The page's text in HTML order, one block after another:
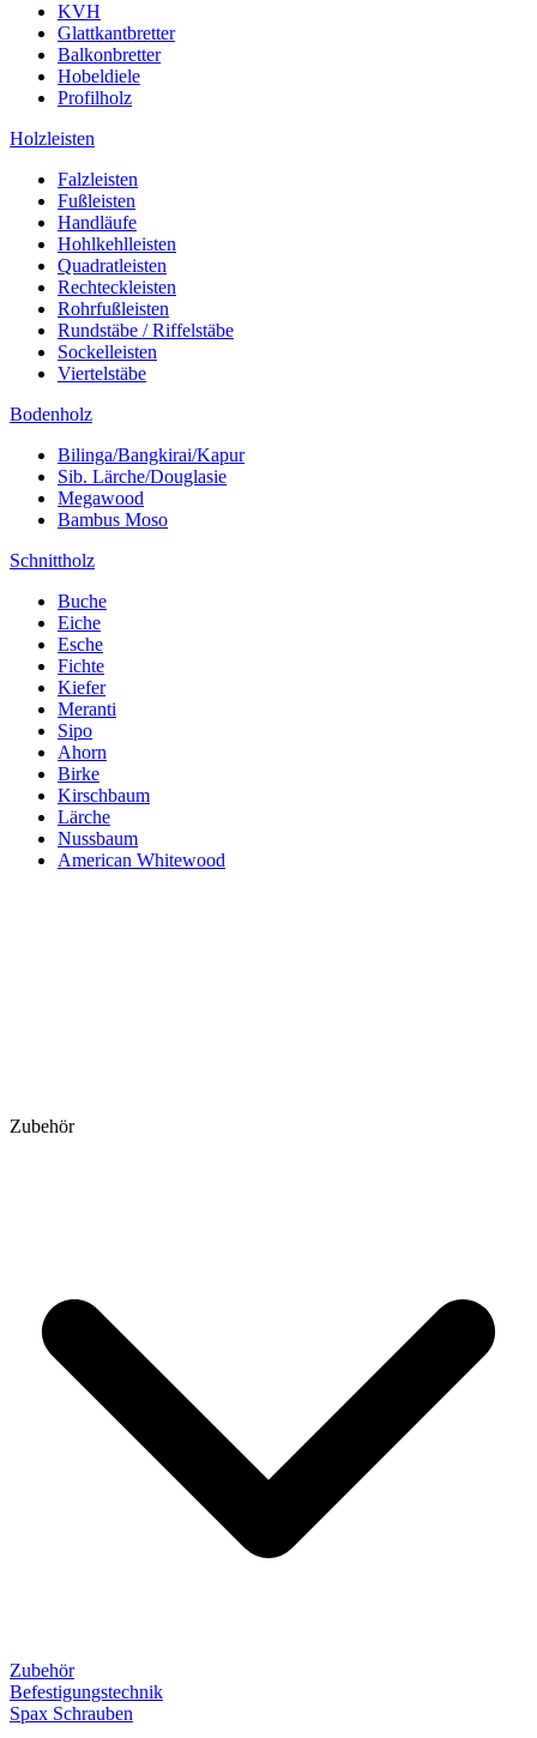
KVH
Glattkantbretter
Balkonbretter
Hobeldiele
Profilholz
Holzleisten
Falzleisten
Fußleisten
Handläufe
Hohlkehlleisten
Quadratleisten
Rechteckleisten
Rohrfußleisten
Rundstäbe / Riffelstäbe
Sockelleisten
Viertelstäbe
Bodenholz
Bilinga/Bangkirai/Kapur
Sib. Lärche/Douglasie
Megawood
Bambus Moso
Schnittholz
Buche
Eiche
Esche
Fichte
Kiefer
Meranti
Sipo
Ahorn
Birke
Kirschbaum
Lärche
Nussbaum
American Whitewood
Zubehör
Zubehör
Befestigungstechnik
Spax Schrauben